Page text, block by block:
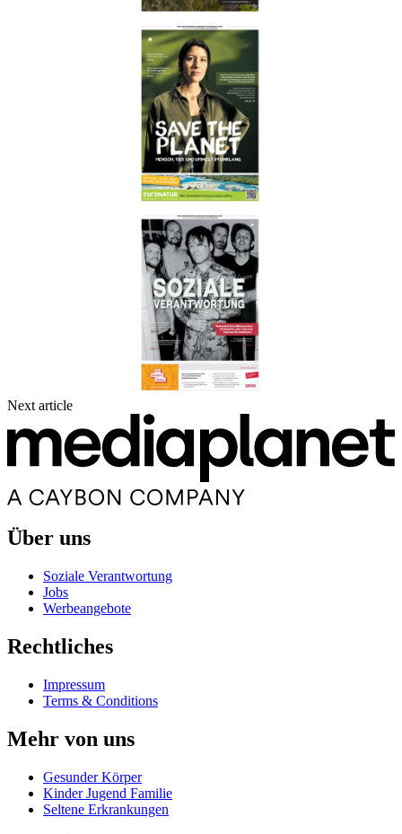
Next article
Über uns
Soziale Verantwortung
Jobs
Werbeangebote
Rechtliches
Impressum
Terms & Conditions
Mehr von uns
Gesunder Körper
Kinder Jugend Familie
Seltene Erkrankungen